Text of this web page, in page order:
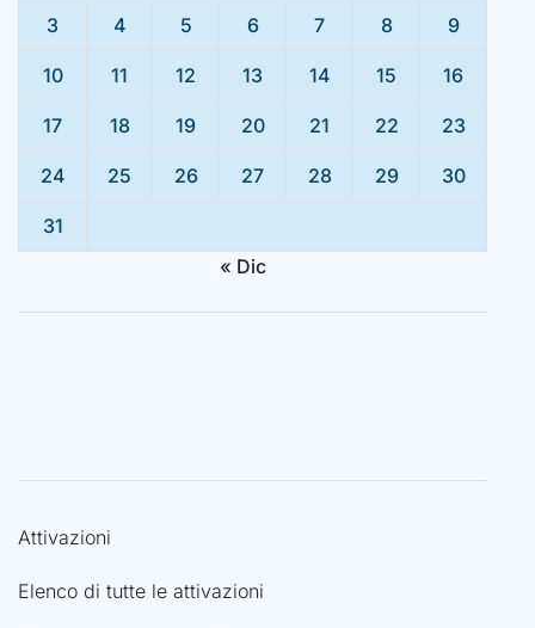
3 4 5 6 7 8 9
10 11 12 13 14 15 16
17 18 19 20 21 22 23
24 25 26 27 28 29 30
31
« Dic